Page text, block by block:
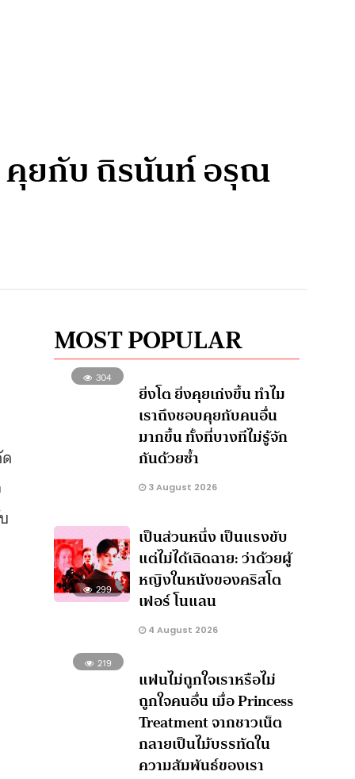
คุยกับ ถิรนันท์ อรุณ
MOST POPULAR
304
ยิ่งโต ยิ่งคุยเก่งขึ้น ทำไม
เราถึงชอบคุยกับคนอื่น
มากขึ้น ทั้งที่บางทีไม่รู้จัก
กันด้วยซ้ำ
3 August 2026
299
เป็นส่วนหนึ่ง เป็นแรงขับ
แต่ไม่ได้เฉิดฉาย: ว่าด้วยผู้
หญิงในหนังของคริสโต
เฟอร์ โนแลน
4 August 2026
219
แฟนไม่ถูกใจเราหรือไม่
ถูกใจคนอื่น เมื่อ Princess
Treatment จากชาวเน็ต
กลายเป็นไม้บรรทัดใน
ความสัมพันธ์ของเรา